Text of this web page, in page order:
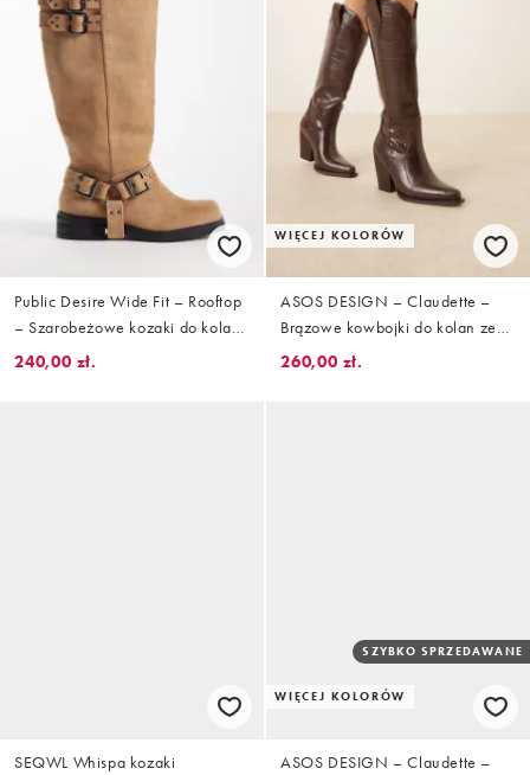
Public Desire Wide Fit – Rooftop
– Szarobeżowe kozaki do kolan
z imitacji zamszu, z uprzężą
240,00 zł.
WIĘCEJ KOLORÓW
ASOS DESIGN – Claudette –
Brązowe kowbojki do kolan ze
wzorem skóry krokodyla
260,00 zł.
SEQWL Whispa kozaki
WIĘCEJ KOLORÓW
SZYBKO SPRZEDAWANE
ASOS DESIGN – Claudette –